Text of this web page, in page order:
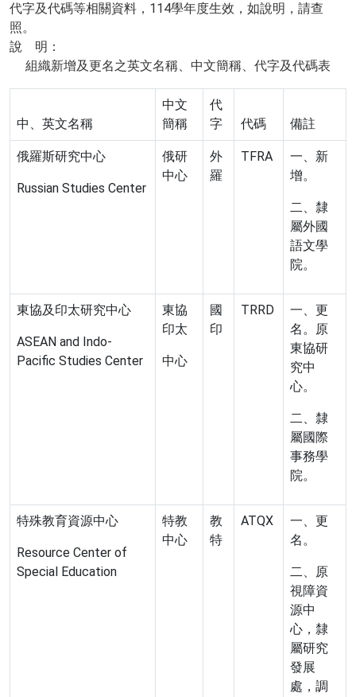
代字及代碼等相關資料，114學年度生效，如說明，請查
照。
說 明：
組織新增及更名之英文名稱、中文簡稱、代字及代碼表
中、英文名稱
中文
簡稱
代
字
代碼 備註
俄羅斯研究中心
Russian Studies Center
俄研
中心
外
羅
TFRA
一、新
增。
二、隸
屬外國
語文學
院。
東協及印太研究中心
ASEAN and Indo-
Pacific Studies Center
東協
印太
中心
國
印
TRRD
一、更
名。原
東協研
究中
心。
二、隸
屬國際
事務學
院。
特殊教育資源中心
Resource Center of
Special Education
特教
中心
教
特
ATQX
一、更
名。
二、原
視障資
源中
心，隸
屬研究
發展
處，調